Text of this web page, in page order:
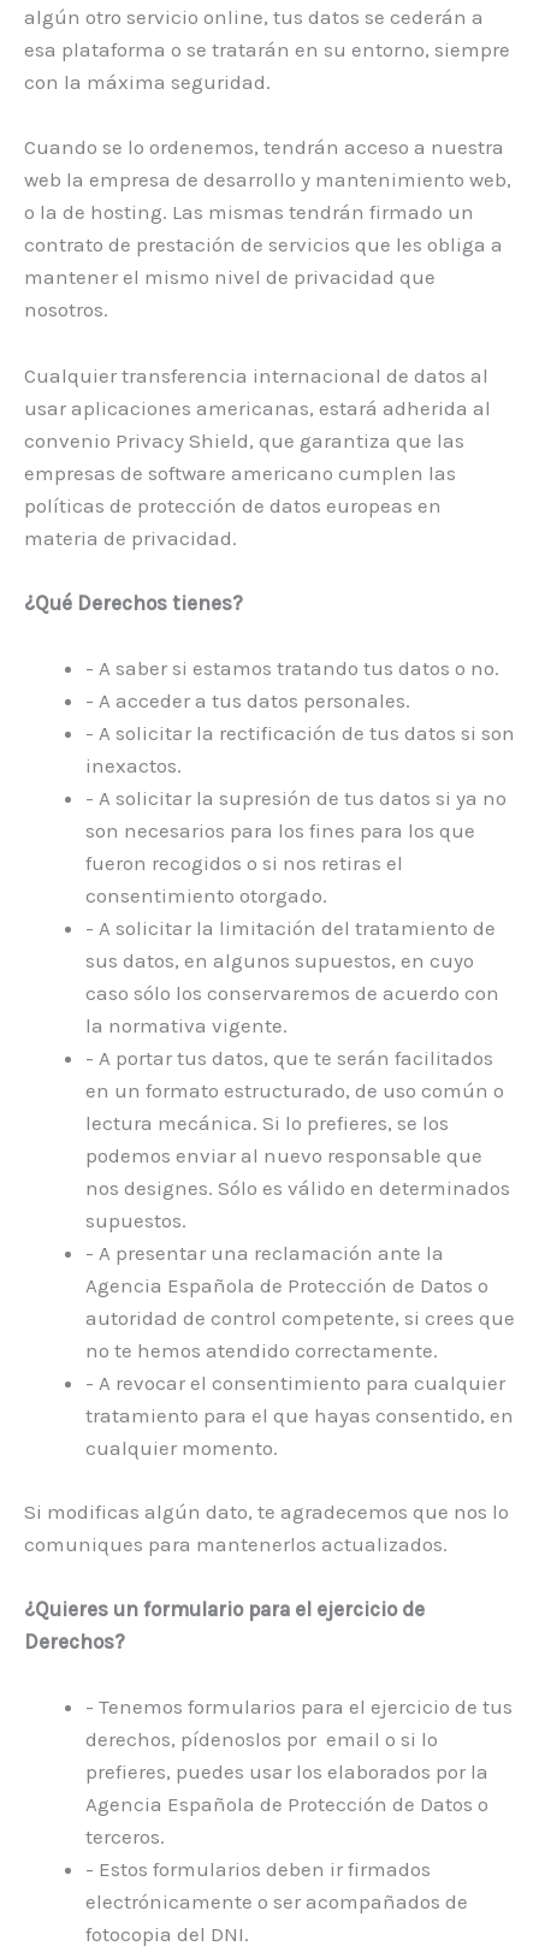
algún otro servicio online, tus datos se cederán a
esa plataforma o se tratarán en su entorno, siempre
con la máxima seguridad.
Cuando se lo ordenemos, tendrán acceso a nuestra
web la empresa de desarrollo y mantenimiento web,
o la de hosting. Las mismas tendrán firmado un
contrato de prestación de servicios que les obliga a
mantener el mismo nivel de privacidad que
nosotros.
Cualquier transferencia internacional de datos al
usar aplicaciones americanas, estará adherida al
convenio Privacy Shield, que garantiza que las
empresas de software americano cumplen las
políticas de protección de datos europeas en
materia de privacidad.
¿Qué Derechos tienes?
- A saber si estamos tratando tus datos o no.
- A acceder a tus datos personales.
- A solicitar la rectificación de tus datos si son
inexactos.
- A solicitar la supresión de tus datos si ya no
son necesarios para los fines para los que
fueron recogidos o si nos retiras el
consentimiento otorgado.
- A solicitar la limitación del tratamiento de
sus datos, en algunos supuestos, en cuyo
caso sólo los conservaremos de acuerdo con
la normativa vigente.
- A portar tus datos, que te serán facilitados
en un formato estructurado, de uso común o
lectura mecánica. Si lo prefieres, se los
podemos enviar al nuevo responsable que
nos designes. Sólo es válido en determinados
supuestos.
- A presentar una reclamación ante la
Agencia Española de Protección de Datos o
autoridad de control competente, si crees que
no te hemos atendido correctamente.
- A revocar el consentimiento para cualquier
tratamiento para el que hayas consentido, en
cualquier momento.
Si modificas algún dato, te agradecemos que nos lo
comuniques para mantenerlos actualizados.
¿Quieres un formulario para el ejercicio de
Derechos?
- Tenemos formularios para el ejercicio de tus
derechos, pídenoslos por email o si lo
prefieres, puedes usar los elaborados por la
Agencia Española de Protección de Datos o
terceros.
- Estos formularios deben ir firmados
electrónicamente o ser acompañados de
fotocopia del DNI.